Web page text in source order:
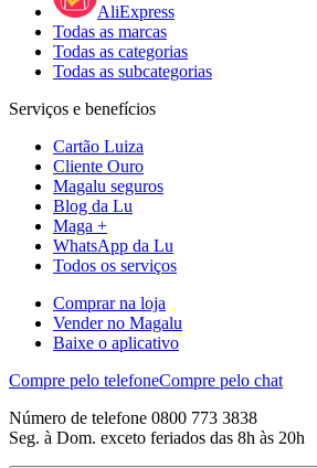
AliExpress
Todas as marcas
Todas as categorias
Todas as subcategorias
Serviços e benefícios
Cartão Luiza
Cliente Ouro
Magalu seguros
Blog da Lu
Maga +
WhatsApp da Lu
Todos os serviços
Comprar na loja
Vender no Magalu
Baixe o aplicativo
Compre pelo telefoneCompre pelo chat
Número de telefone 0800 773 3838
Seg. à Dom. exceto feriados das 8h às 20h